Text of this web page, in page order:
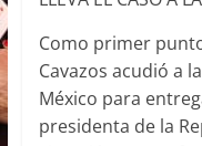
Como primer
Cavazos acudió a
México para
presidenta de la